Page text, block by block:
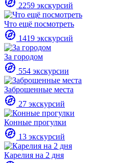
2259 экскурсий
Что ещё посмотреть
1419 экскурсий
За городом
554 экскурсии
Заброшенные места
27 экскурсий
Конные прогулки
13 экскурсий
Карелия на 2 дня